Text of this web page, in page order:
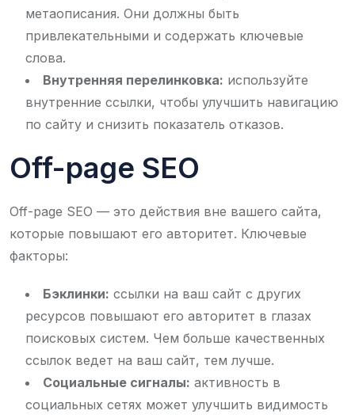
метаописания. Они должны быть
привлекательными и содержать ключевые
слова.
Внутренняя перелинковка: используйте
внутренние ссылки, чтобы улучшить навигацию
по сайту и снизить показатель отказов.
Off-page SEO
Off-page SEO — это действия вне вашего сайта,
которые повышают его авторитет. Ключевые
факторы:
Бэклинки: ссылки на ваш сайт с других
ресурсов повышают его авторитет в глазах
поисковых систем. Чем больше качественных
ссылок ведет на ваш сайт, тем лучше.
Социальные сигналы: активность в
социальных сетях может улучшить видимость